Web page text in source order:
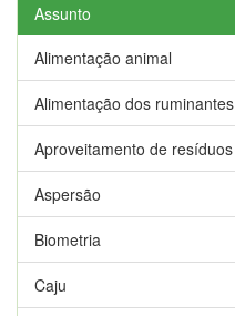
Assunto
Alimentação animal
Alimentação dos ruminantes
Aproveitamento de resíduos
Aspersão
Biometria
Caju